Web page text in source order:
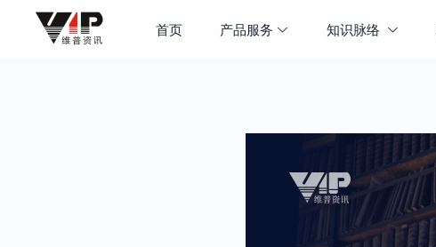
首页 产品服务 知识脉络